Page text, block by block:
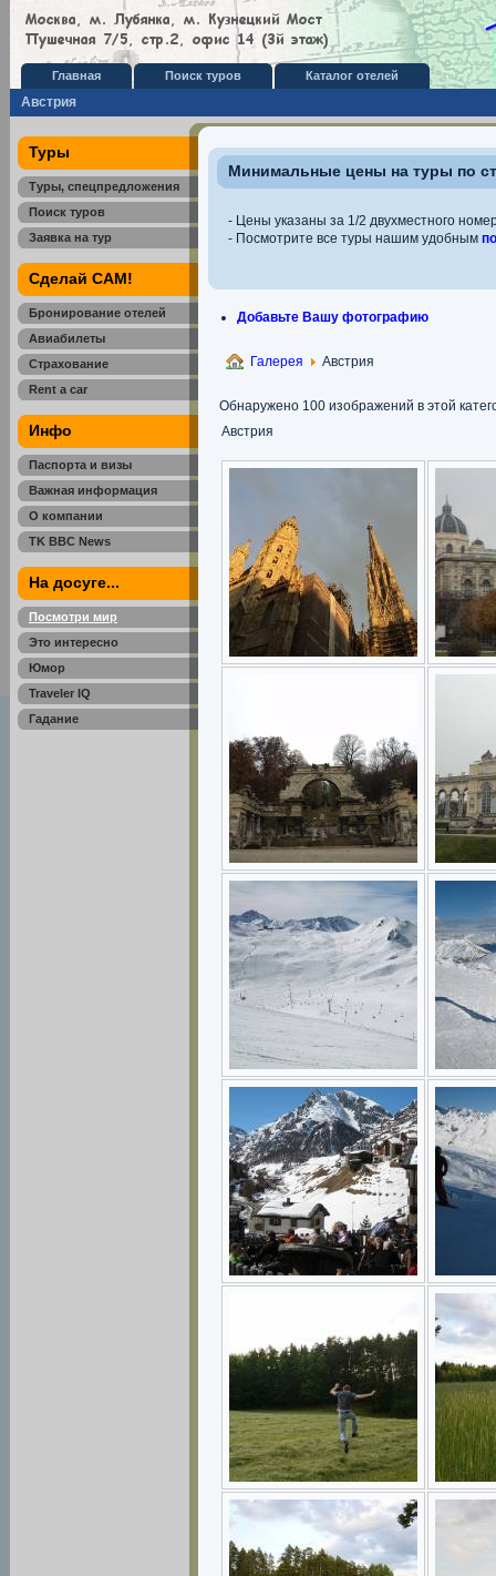
Главная Поиск туров Каталог отелей
Австрия
Туры
Туры, спецпредложения
Поиск туров
Заявка на тур
Сделай САМ!
Бронирование отелей
Авиабилеты
Страхование
Rent a car
Инфо
Паспорта и визы
Важная информация
О компании
TK BBC News
На досуге...
Посмотри мир
Это интересно
Юмор
Traveler IQ
Гадание
Минимальные цены на туры по
- Цены указаны за 1/2 двухместного
- Посмотрите все туры нашим удобным
Добавьте Вашу фотографию
Галерея Австрия
Обнаружено 100 изображений в этой
Австрия